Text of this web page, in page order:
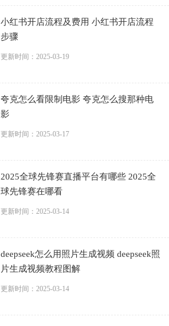
小红书开店流程及费用 小红书开店流程
步骤
更新时间：2025-03-19
夸克怎么看限制电影 夸克怎么搜那种电
影
更新时间：2025-03-17
2025全球先锋赛直播平台有哪些 2025全
球先锋赛在哪看
更新时间：2025-03-14
deepseek怎么用照片生成视频 deepseek照
片生成视频教程图解
更新时间：2025-03-14